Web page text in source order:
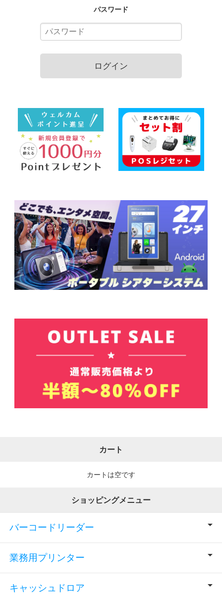
パスワード
ログイン
カート
カートは空です
ショッピングメニュー
バーコードリーダー
業務用プリンター
キャッシュドロア